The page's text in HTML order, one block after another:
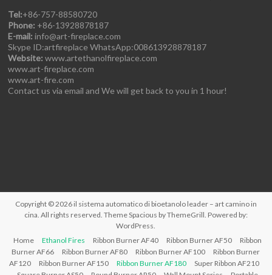
Tel:+86-757-88580720
Phone: +86-13928878187
E-mail: info@art-fireplace.com
Skype ID:artfireplace WhatsApp:008613928878187
Website: www.artethanolfireplace.com
www.art-fireplace.com
www.art-fire.com
Contact us via email and We will get back to you in 1 hour!
Copyright © 2026 il sistema automatico di bioetanolo leader – art camino in
cina . All rights reserved. ThemeSpacious by ThemeGrill. Powered by:
WordPress
Home
Ethanol Fires Ribbon Burner AF40 Ribbon Burner AF50
Ribbon
Burner AF66
Ribbon Burner AF80 Ribbon Burner AF100
Ribbon Burner
AF120
Ribbon Burner AF150 Ribbon Burner AF180
Super Ribbon AF210